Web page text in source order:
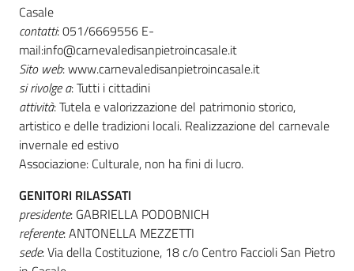
Casale
contatti: 051/6669556 E-
mail:info@carnevaledisanpietroincasale.it
Sito web: www.carnevaledisanpietroincasale.it
si rivolge a: Tutti i cittadini
attività: Tutela e valorizzazione del patrimonio storico,
artistico e delle tradizioni locali. Realizzazione del carnevale
invernale ed estivo
Associazione: Culturale, non ha fini di lucro.
GENITORI RILASSATI
presidente: GABRIELLA PODOBNICH
referente: ANTONELLA MEZZETTI
sede: Via della Costituzione, 18 c/o Centro Faccioli San Pietro